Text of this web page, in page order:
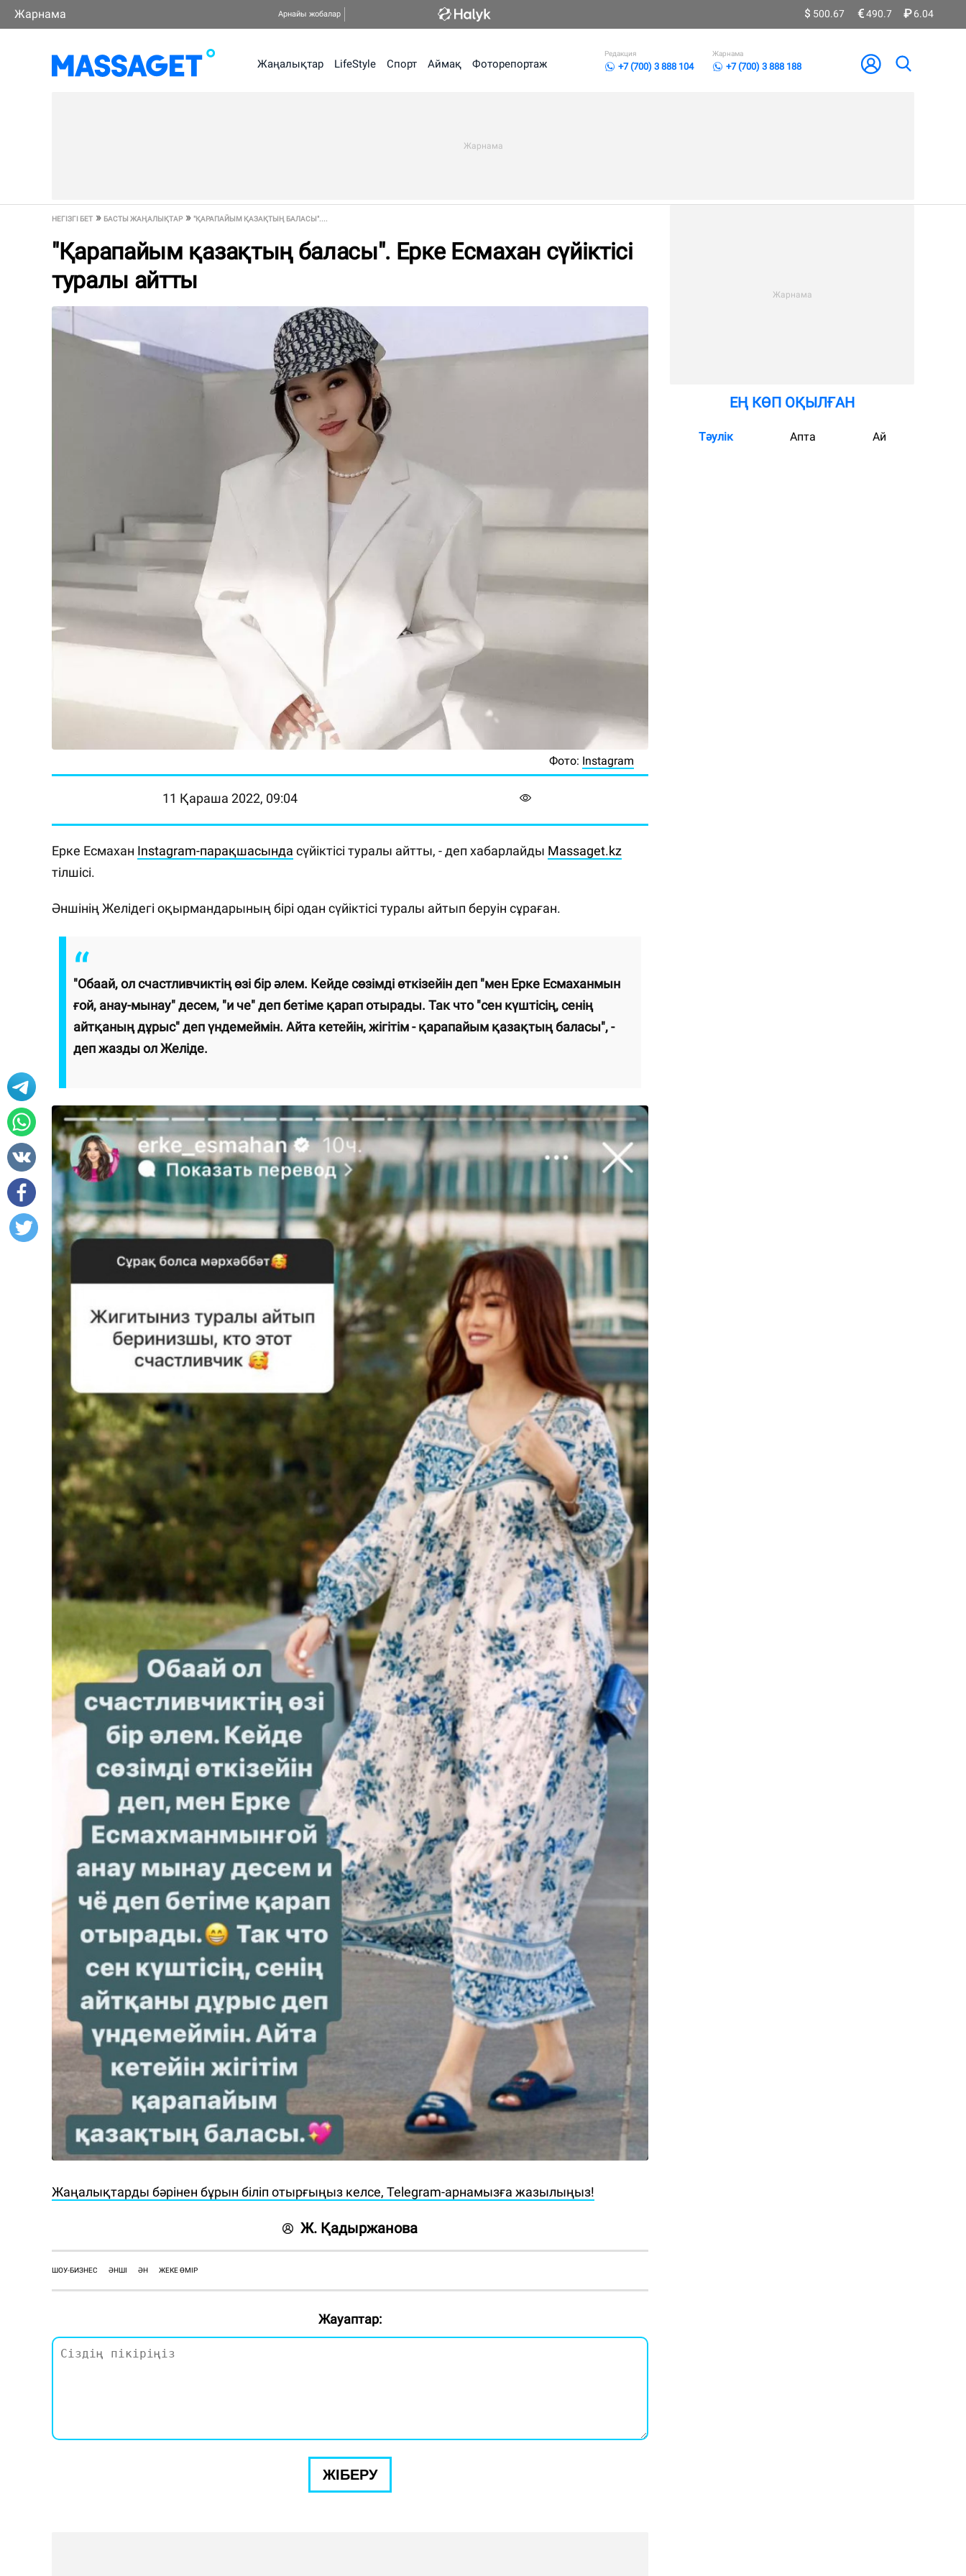
Жарнама Арнайы жобалар 500.67 490.7 6.04
Жаңалықтар LifeStyle Спорт Аймақ Фоторепортаж
Редакция
+7 (700) 3 888 104
Жарнама
+7 (700) 3 888 188
НЕГІЗГІ БЕТ БАСТЫ ЖАҢАЛЫҚТАР "ҚАРАПАЙЫМ ҚАЗАҚТЫҢ БАЛАСЫ"....
"Қарапайым қазақтың баласы". Ерке Есмахан сүйіктісі
туралы айтты
Фото: Instagram
11 Қараша 2022, 09:04
Ерке Есмахан Instagram-парақшасында сүйіктісі туралы айтты, - деп хабарлайды Massaget.kz
тілшісі.
Әншінің Желідегі оқырмандарының бірі одан сүйіктісі туралы айтып беруін сұраған.
"Обаай, ол счастливчиктің өзі бір әлем. Кейде сөзімді өткізейін деп "мен Ерке Есмаханмын
ғой, анау-мынау" десем, "и че" деп бетіме қарап отырады. Так что "сен күштісің, сенің
айтқаның дұрыс" деп үндемеймін. Айта кетейін, жігітім - қарапайым қазақтың баласы", -
деп жазды ол Желіде.
Жаңалықтарды бәрінен бұрын біліп отырғыңыз келсе, Telegram-арнамызға жазылыңыз!
Ж. Қадыржанова
ШОУ-БИЗНЕС ӘНШІ ӘН ЖЕКЕ ӨМІР
Жауаптар:
ЖІБЕРУ
ЕҢ КӨП ОҚЫЛҒАН
Тәулік Апта Ай